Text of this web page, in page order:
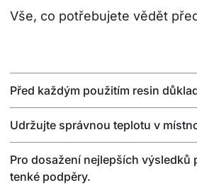
Vše, co potřebujete vědět
Před každým použitím resin
Udržujte správnou teplotu v
Pro dosažení nejlepších výsledků
tenké podpěry.